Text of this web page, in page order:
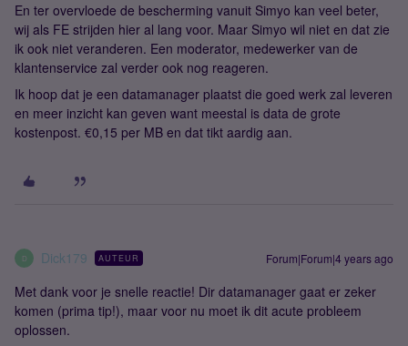
En ter overvloede de bescherming vanuit Simyo kan veel beter,
wij als FE strijden hier al lang voor. Maar Simyo wil niet en dat zie
ik ook niet veranderen. Een moderator, medewerker van de
klantenservice zal verder ook nog reageren.
Ik hoop dat je een datamanager plaatst die goed werk zal leveren
en meer inzicht kan geven want meestal is data de grote
kostenpost. €0,15 per MB en dat tikt aardig aan.
D Dick179 AUTEUR Forum|Forum|4 years ago
Met dank voor je snelle reactie! Dir datamanager gaat er zeker
komen (prima tip!), maar voor nu moet ik dit acute probleem
oplossen.